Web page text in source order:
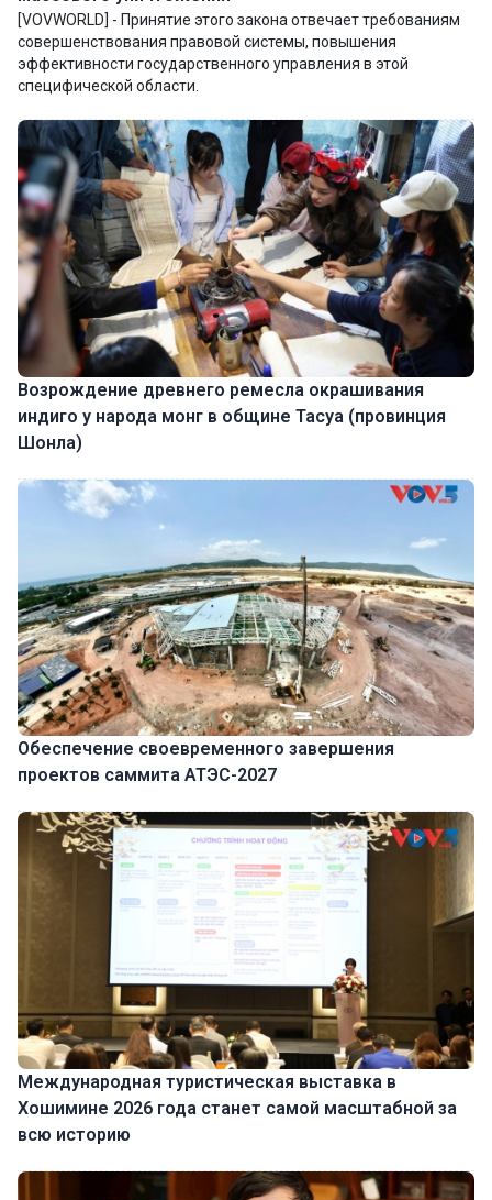
[VOVWORLD] - Принятие этого закона отвечает требованиям
совершенствования правовой системы, повышения
эффективности государственного управления в этой
специфической области.
Возрождение древнего ремесла окрашивания
индиго у народа монг в общине Тасуа (провинция
Шонла)
Обеспечение своевременного завершения
проектов саммита АТЭС-2027
Международная туристическая выставка в
Хошимине 2026 года станет самой масштабной за
всю историю